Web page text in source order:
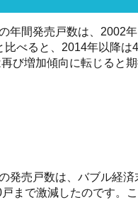
年間発売戸数は、2002
比べると、2014年以降
び増加傾向に転じると
発売戸数は、バブル経
まで激減したのです。